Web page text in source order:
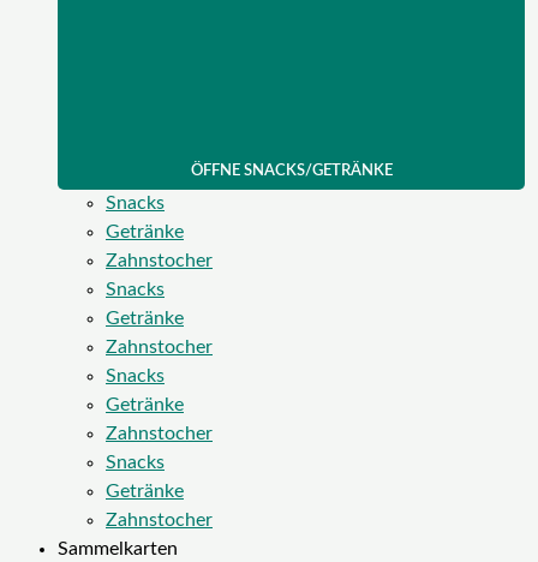
ÖFFNE SNACKS/GETRÄNKE
Snacks
Getränke
Zahnstocher
Snacks
Getränke
Zahnstocher
Snacks
Getränke
Zahnstocher
Snacks
Getränke
Zahnstocher
Sammelkarten